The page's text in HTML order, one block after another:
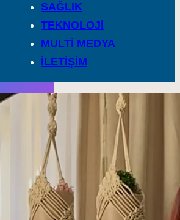
SAĞLIK
TEKNOLOJİ
MULTİ MEDYA
İLETİŞİM